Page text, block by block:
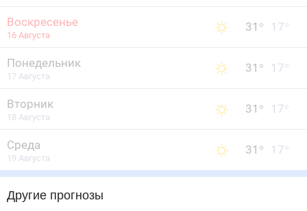
Воскресенье
16 Августа
31 ° 17°
Понедельник
17 Августа
31 ° 17°
Вторник
18 Августа
31 ° 17°
Среда
19 Августа
31 ° 17°
Другие прогнозы